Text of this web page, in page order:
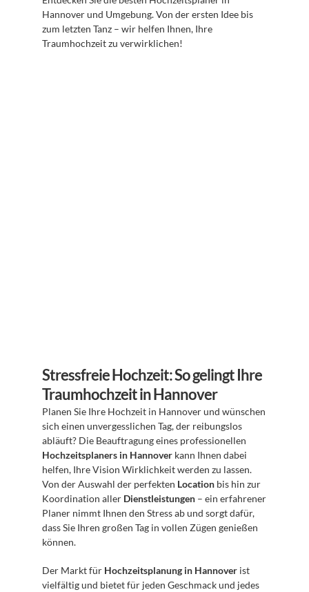
Hannover und Umgebung. Von der ersten Idee bis
zum letzten Tanz – wir helfen Ihnen, Ihre
Traumhochzeit zu verwirklichen!
Stressfreie Hochzeit: So gelingt Ihre
Traumhochzeit in Hannover
Planen Sie Ihre Hochzeit in Hannover und wünschen
sich einen unvergesslichen Tag, der reibungslos
Hochzeitsplaners in Hannover kann Ihnen dabei
helfen, Ihre Vision Wirklichkeit werden zu lassen.
Von der Auswahl der perfekten Location bis hin zur
Koordination aller Dienstleistungen – ein erfahrener
Planer nimmt Ihnen den Stress ab und sorgt dafür,
dass Sie Ihren großen Tag in vollen Zügen genießen
können.
Der Markt für Hochzeitsplanung in Hannover ist
vielfältig und bietet für jeden Geschmack und jedes